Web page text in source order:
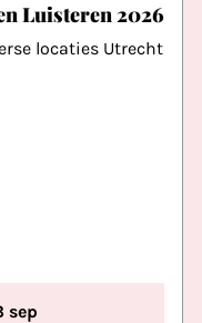
Luisteren 2026
locaties Utrecht
sep